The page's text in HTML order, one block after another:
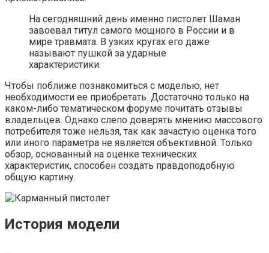
На сегодняшний день именно пистолет Шаман
завоевал титул самого мощного в России и в
мире травмата. В узких кругах его даже
называют пушкой за ударные
характеристики.
Чтобы поближе познакомиться с моделью, нет
необходимости ее приобретать. Достаточно только на
каком-либо тематическом форуме почитать отзывы
владельцев. Однако слепо доверять мнению массового
потребителя тоже нельзя, так как зачастую оценка того
или иного параметра не является объективной. Только
обзор, основанный на оценке технических
характеристик, способен создать правдоподобную
общую картину.
История модели